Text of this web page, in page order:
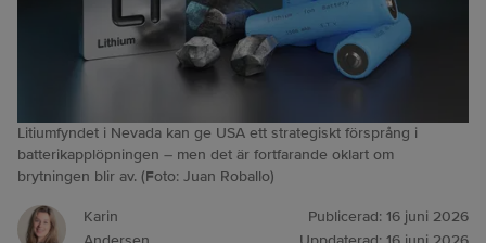
Litiumfyndet i Nevada kan ge USA ett strategiskt försprång i
batterikapplöpningen – men det är fortfarande oklart om
brytningen blir av. (Foto: Juan Roballo)
Karin
Publicerad: 16 juni 2026